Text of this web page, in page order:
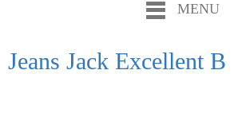
MENU
Jeans Jack Excellent B